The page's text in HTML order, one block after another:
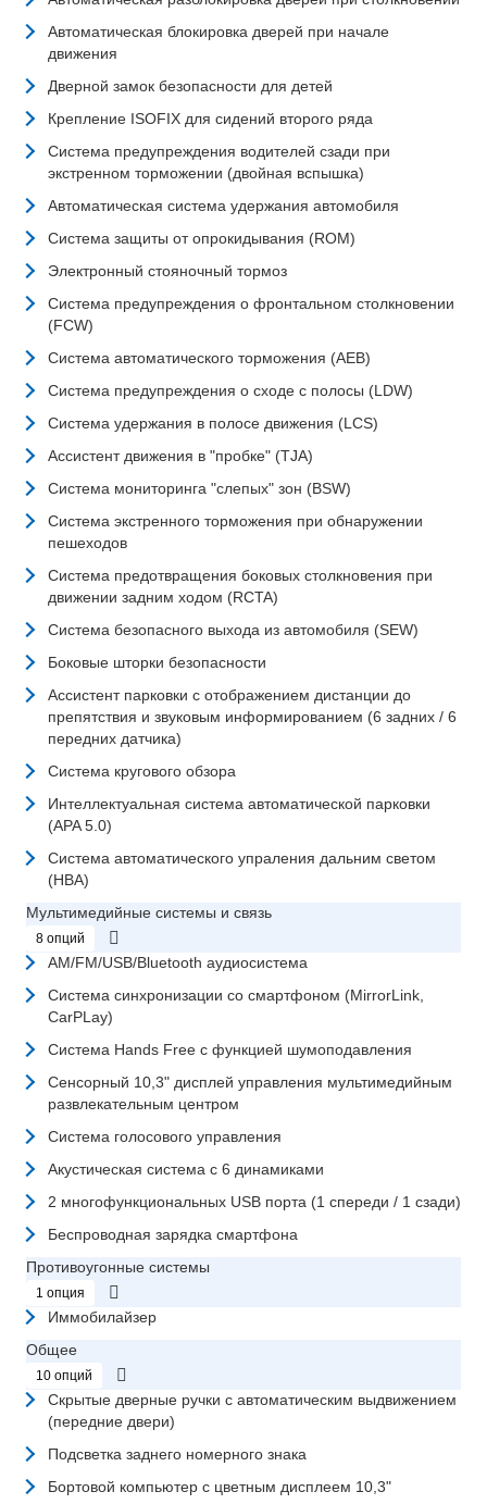
Автоматическая блокировка дверей при начале
движения
Дверной замок безопасности для детей
Крепление ISOFIX для сидений второго ряда
Система предупреждения водителей сзади при
экстренном торможении (двойная вспышка)
Автоматическая система удержания автомобиля
Система защиты от опрокидывания (ROM)
Электронный стояночный тормоз
Система предупреждения о фронтальном столкновении
(FCW)
Система автоматического торможения (AEB)
Система предупреждения о сходе с полосы (LDW)
Система удержания в полосе движения (LCS)
Ассистент движения в "пробке" (TJA)
Система мониторинга "слепых" зон (BSW)
Система экстренного торможения при обнаружении
пешеходов
Система предотвращения боковых столкновения при
движении задним ходом (RCTA)
Система безопасного выхода из автомобиля (SEW)
Боковые шторки безопасности
Ассистент парковки с отображением дистанции до
препятствия и звуковым информированием (6 задних / 6
передних датчика)
Система кругового обзора
Интеллектуальная система автоматической парковки
(APA 5.0)
Система автоматического упраления дальним светом
(HBA)
Мультимедийные системы и связь
8 опций
AM/FM/USB/Bluetooth аудиосистема
Система синхронизации со смартфоном (MirrorLink,
CarPLay)
Система Hands Free с функцией шумоподавления
Сенсорный 10,3" дисплей управления мультимедийным
развлекательным центром
Система голосового управления
Акустическая система с 6 динамиками
2 многофункциональных USB порта (1 спереди / 1 сзади)
Беспроводная зарядка смартфона
Противоугонные системы
1 опция
Иммобилайзер
Общее
10 опций
Скрытые дверные ручки с автоматическим выдвижением
(передние двери)
Подсветка заднего номерного знака
Бортовой компьютер с цветным дисплеем 10,3"